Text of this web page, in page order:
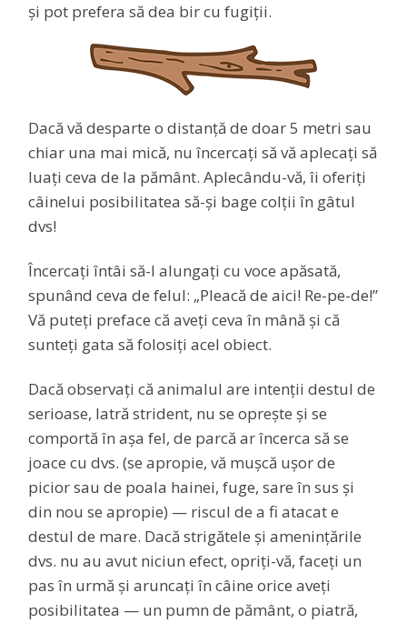
și pot prefera să dea bir cu fugiții.
Dacă vă desparte o distanță de doar 5 metri sau
chiar una mai mică, nu încercați să vă aplecați să
luați ceva de la pământ. Aplecându-vă, îi oferiți
câinelui posibilitatea să-și bage colții în gâtul
dvs!
Încercați întâi să-l alungați cu voce apăsată,
spunând ceva de felul: „Pleacă de aici! Re-pe-de!”
Vă puteți preface că aveți ceva în mână și că
sunteți gata să folosiți acel obiect.
Dacă observați că animalul are intenții destul de
serioase, latră strident, nu se oprește și se
comportă în așa fel, de parcă ar încerca să se
joace cu dvs. (se apropie, vă mușcă ușor de
picior sau de poala hainei, fuge, sare în sus și
din nou se apropie) — riscul de a fi atacat e
destul de mare. Dacă strigătele și amenințările
dvs. nu au avut niciun efect, opriți-vă, faceți un
pas în urmă și aruncați în câine orice aveți
posibilitatea — un pumn de pământ, o piatră,